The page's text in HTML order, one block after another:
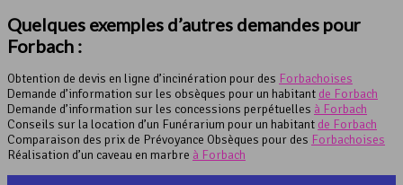
Quelques exemples d’autres demandes pour
Forbach :
Obtention de devis en ligne d’incinération pour des Forbachoises
Demande d’information sur les obsèques pour un habitant de Forbach
Demande d’information sur les concessions perpétuelles à Forbach
Conseils sur la location d’un Funérarium pour un habitant de Forbach
Comparaison des prix de Prévoyance Obsèques pour des Forbachoises
Réalisation d’un caveau en marbre à Forbach